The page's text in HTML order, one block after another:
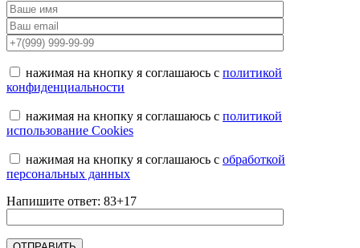
нажимая на кнопку я соглашаюсь с политикой
конфиденциальности
нажимая на кнопку я соглашаюсь с политикой
использование Cookies
нажимая на кнопку я соглашаюсь с обработкой
персональных данных
Напишите ответ: 83+17